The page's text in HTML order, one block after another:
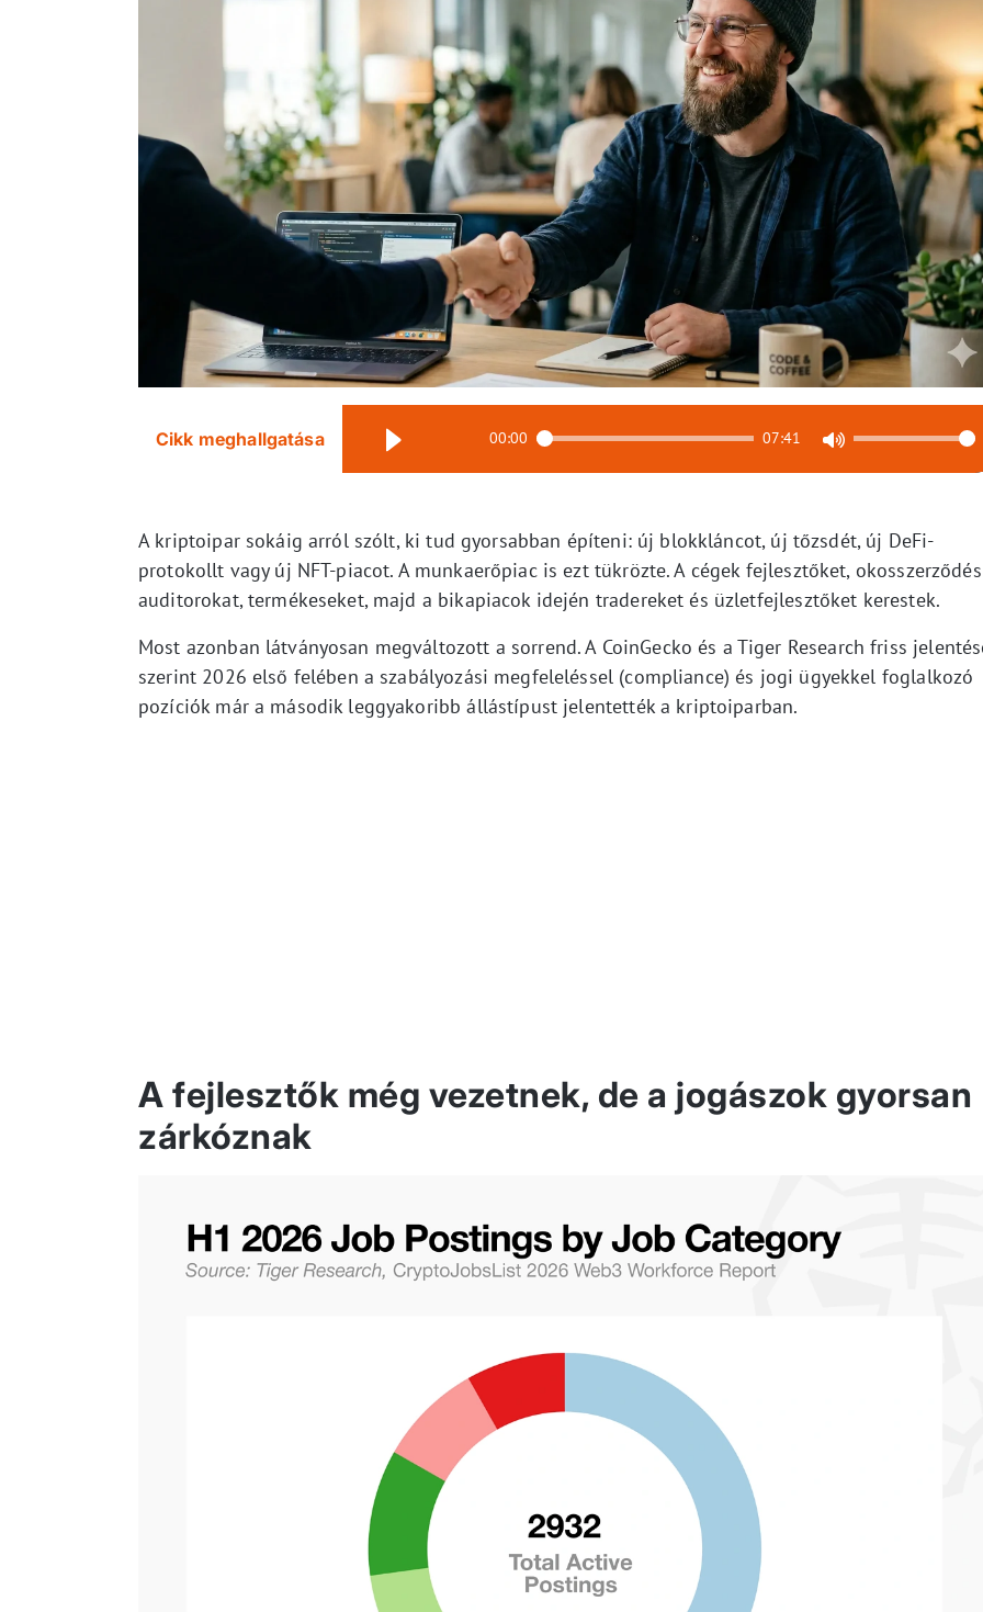
Cikk meghallgatása 00:00 07:41
A kriptoipar sokáig arról szólt, ki tud gyorsabban építeni: új blokkláncot, új tőzsdét, új DeFi-
protokollt vagy új NFT-piacot. A munkaerőpiac is ezt tükrözte. A cégek fejlesztőket,
auditorokat, termékeseket, majd a bikapiacok idején tradereket és üzletfejlesztőket kerestek.
Most azonban látványosan megváltozott a sorrend. A CoinGecko és a Tiger Research friss
szerint 2026 első felében a szabályozási megfeleléssel (compliance) és jogi ügyekkel foglalkozó
pozíciók már a második leggyakoribb állástípust jelentették a kriptoiparban.
A fejlesztők még vezetnek, de a jogászok gyorsan
zárkóznak